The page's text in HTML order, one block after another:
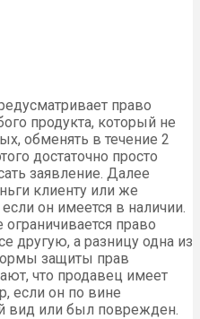
право
продукта, который не
обменять в течение 2
достаточно просто
заявление. Далее
клиенту или же
он имеется в наличии.
право
другую, а разницу одна из
защиты прав
что продавец имеет
если он по вине
вид или был поврежден.